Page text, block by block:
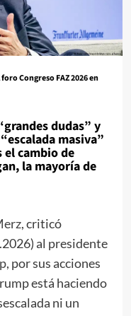
Congreso FAZ 2026 en
dudas” y
masiva”
cambio de
la mayoría de
, criticó
al presidente
, por sus acciones
está haciendo
ni un